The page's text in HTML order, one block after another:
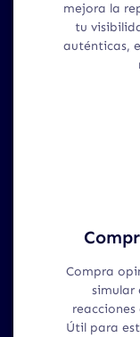
mejora la
tu
auténticas,
Compra
simular
Útil para